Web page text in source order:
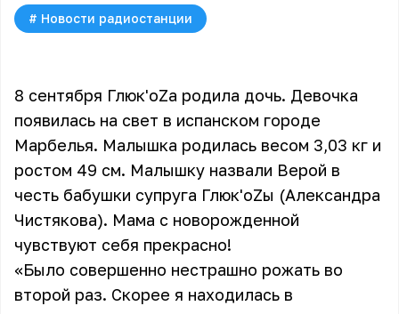
# Новости радиостанции
8 сентября Глюк'oZa родила дочь. Девочка
появилась на свет в испанском городе
Марбелья. Малышка родилась весом 3,03 кг и
ростом 49 см. Малышку назвали Верой в
честь бабушки супруга Глюк'oZы (Александра
Чистякова). Мама с новорожденной
чувствуют себя прекрасно!
«Было совершенно нестрашно рожать во
второй раз. Скорее я находилась в